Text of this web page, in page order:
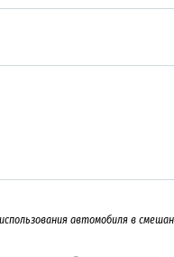
автомобиля в